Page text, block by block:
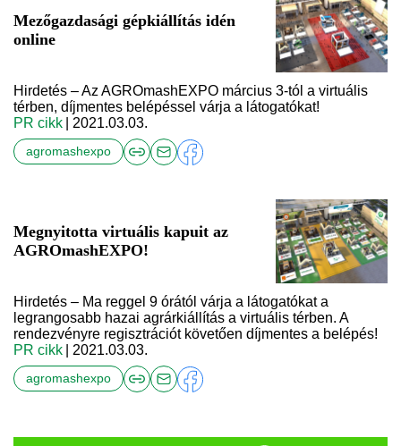
Mezőgazdasági gépkiállítás idén
online
Hirdetés – Az AGROmashEXPO március 3-tól a virtuális
térben, díjmentes belépéssel várja a látogatókat!
PR cikk
| 2021.03.03.
agromashexpo
Megnyitotta virtuális kapuit az
AGROmashEXPO!
Hirdetés – Ma reggel 9 órától várja a látogatókat a
legrangosabb hazai agrárkiállítás a virtuális térben. A
rendezvényre regisztrációt követően díjmentes a belépés!
PR cikk
| 2021.03.03.
agromashexpo